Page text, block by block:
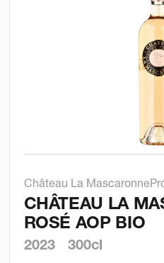
Château La Mascaronne
CHÂTEAU LA
ROSÉ AOP BIO
2023 300cl